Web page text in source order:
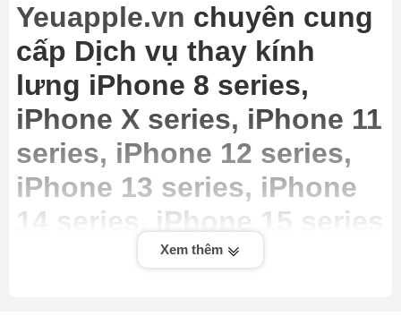
Yeuapple.vn chuyên cung
cấp Dịch vụ thay kính
lưng iPhone 8 series,
iPhone X series, iPhone 11
series, iPhone 12 series,
iPhone 13 series, iPhone
14 series, iPhone 15 series
giá rẻ nhất Hà Nội, cam
Xem thêm